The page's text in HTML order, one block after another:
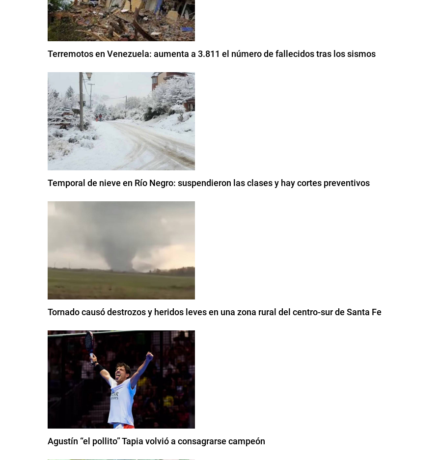
Terremotos en Venezuela: aumenta a 3.811 el número de fallecidos tras los sismos
Temporal de nieve en Río Negro: suspendieron las clases y hay cortes preventivos
Tornado causó destrozos y heridos leves en una zona rural del centro-sur de Santa Fe
Agustín “el pollito” Tapia volvió a consagrarse campeón